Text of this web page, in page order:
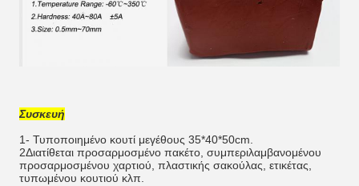
Συσκευή
1- Τυποποιημένο κουτί μεγέθους 35*40*50cm.
2Διατίθεται προσαρμοσμένο πακέτο, συμπεριλαμβανομένου
προσαρμοσμένου χαρτιού, πλαστικής σακούλας, ετικέτας,
τυπωμένου κουτιού κλπ.